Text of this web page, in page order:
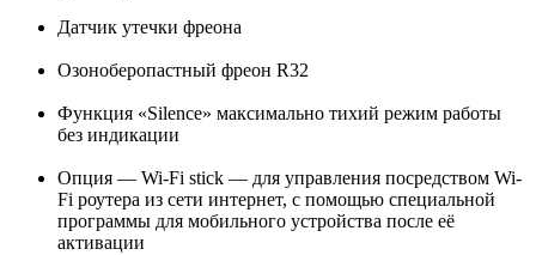
Датчик утечки фреона
Озонобеpопастный фреон R32
Функция «Silence» максимально тихий режим работы
без индикации
Опция — Wi-Fi stick — для управления посредством Wi-
Fi роутера из сети интернет, с помощью специальной
программы для мобильного устройства после её
активации